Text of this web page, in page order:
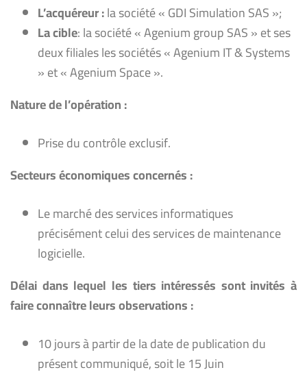
L’acquéreur :la société « GDI Simulation SAS »;
La cible: la société « Agenium group SAS » et ses
deux filiales les sociétés « Agenium IT & Systems
» et « Agenium Space ».
Naturede l’opération :
Prise du contrôle exclusif.
Secteurséconomiquesconcernés :
Le marché des services informatiques
précisément celui des services de maintenance
logicielle.
Délai dans lequel les tiers intéressés sont invités à
faire connaître leurs observations :
10 jours à partir de la date de publication du
présent communiqué, soit le 15 Juin